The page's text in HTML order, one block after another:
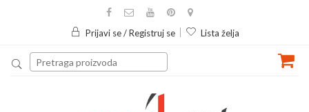
Prijavi se / Registruj se Lista želja